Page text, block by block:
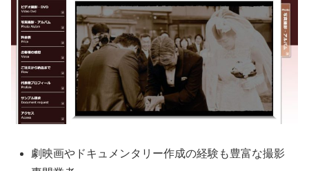
劇映画やドキュメンタリー作成の経験も豊富な撮影